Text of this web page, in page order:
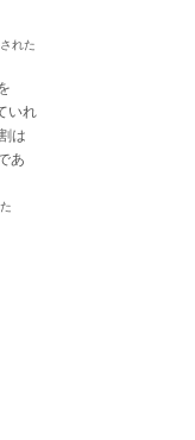
れた
いれ
は
あ